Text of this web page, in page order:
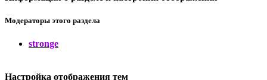
Модераторы этого раздела
stronge
Настройка отображения тем